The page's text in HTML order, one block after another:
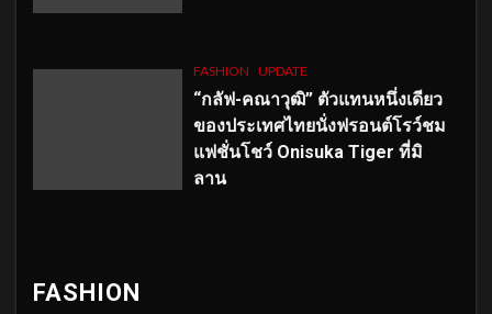
FASHION UPDATE
“กลัฟ-คณาวุฒิ” ตัวแทนหนึ่งเดียว
ของประเทศไทยนั่งฟรอนต์โรว์ชม
แฟชั่นโชว์ Onisuka Tiger ที่มิ
ลาน
FASHION